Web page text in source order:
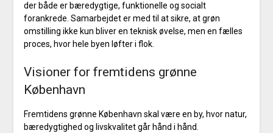
der både er bæredygtige, funktionelle og socialt
forankrede. Samarbejdet er med til at sikre, at grøn
omstilling ikke kun bliver en teknisk øvelse, men en fælles
proces, hvor hele byen løfter i flok.
Visioner for fremtidens grønne
København
Fremtidens grønne København skal være en by, hvor natur,
bæredygtighed og livskvalitet går hånd i hånd.